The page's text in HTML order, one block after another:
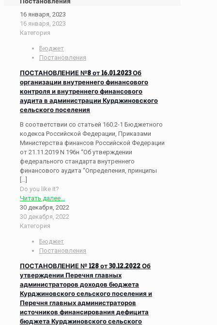
16 января, 2023
16 января, 2023
Категория
Бюджет
Постановления
ПОСТАНОВЛЕНИЕ №8 от 16.01.2023 Об
организации внутреннего финансового
контроля и внутреннего финансового
аудита в администрации Курджиновского
сельского поселения
В соответствии со статьей 160.2-1 Бюджетного
кодекса Российской Федерации, Приказами
Министерства финансов Российской Федерации
от 21.11.2019 N 196н “Об утверждении
федерального стандарта внутреннего
финансового аудита “Определения, принципы
[…]
Do you like it?
Читать далее...
30 декабря, 2022
30 декабря, 2022
Категория
Бюджет
Постановления
ПОСТАНОВЛЕНИЕ № 128 от 30.12.2022 Об
утверждении Перечня главных
администраторов доходов бюджета
Курджиновского сельского поселения и
Перечня главных администраторов
источников финансирования дефицита
бюджета Курджиновского сельского